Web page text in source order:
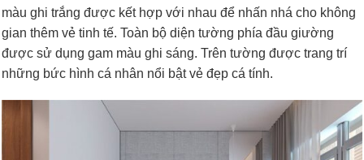
màu ghi trắng được kết hợp với nhau để nhấn nhá cho không
gian thêm vẻ tinh tế. Toàn bộ diện tường phía đầu giường
được sử dụng gam màu ghi sáng. Trên tường được trang trí
những bức hình cá nhân nổi bật vẻ đẹp cá tính.